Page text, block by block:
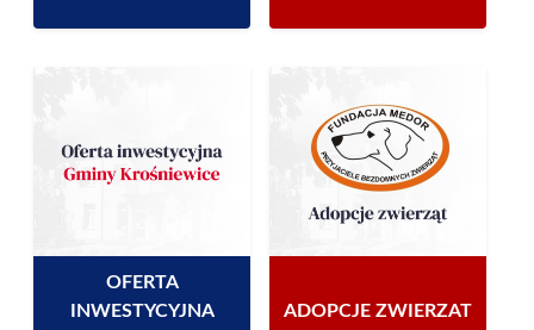
OFERTA
INWESTYCYJNA
ADOPCJE ZWIERZAT